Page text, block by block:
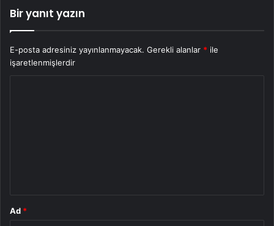
Bir yanıt yazın
E-posta adresiniz yayınlanmayacak. Gerekli alanlar * ile
işaretlenmişlerdir
Ad *